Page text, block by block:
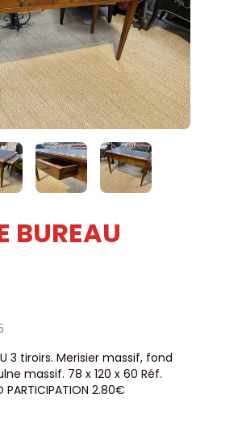
BUREAU
3 tiroirs. Merisier massif, fond
massif. 78 x 120 x 60 Réf.
PARTICIPATION 2.80€